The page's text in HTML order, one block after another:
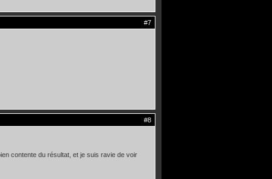
#7
#8
contente du résultat, et je suis ravie de voir